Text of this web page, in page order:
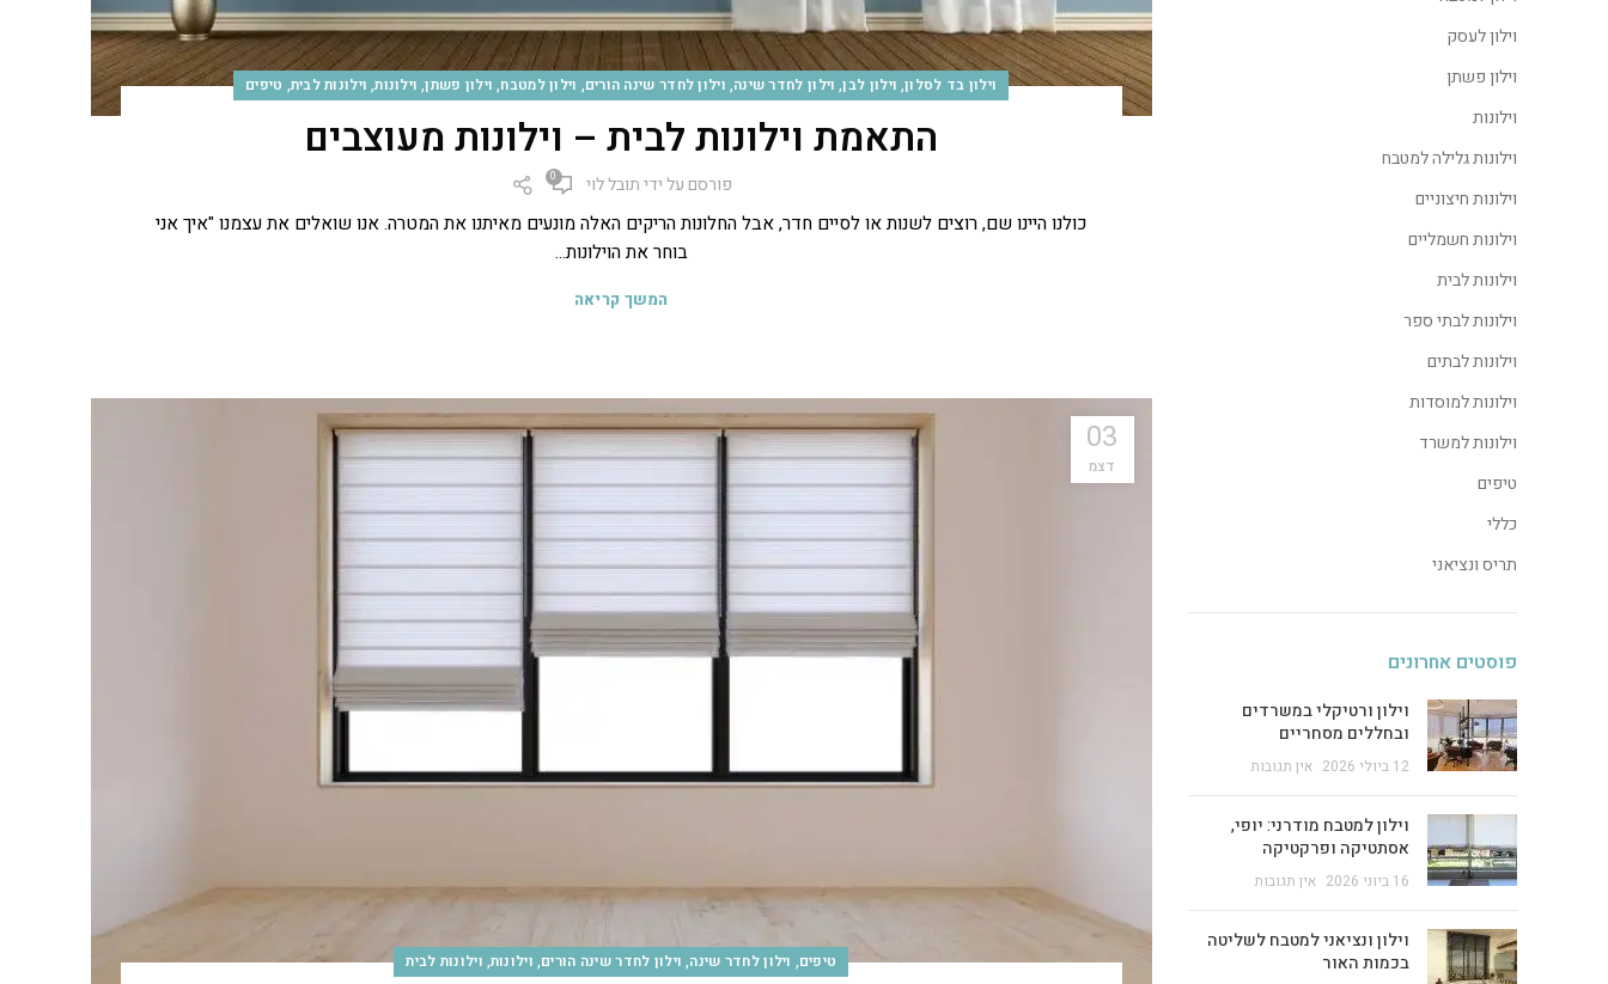
וילון בד לסלון, וילון לבן, וילון לחדר שינה, וילון לחדר שינה הורים, וילון למטבח, וילון פשתן, וילונות, וילונות לבית, טיפים
התאמת וילונות לבית – וילונות מעוצבים
פורסם על ידיתובל לוי 0
כולנו היינו שם, רוצים לשנות או לסיים חדר, אבל החלונות הריקים האלה מונעים מאיתנו את המטרה. אנו שואלים את עצמנו "איך אני
בוחר את הוילונות...
המשך קריאה
03
דצמ
טיפים, וילון לחדר שינה, וילון לחדר שינה הורים, וילונות, וילונות לבית
וילון לעסק
וילון פשתן
וילונות
וילונות גלילה למטבח
וילונות חיצוניים
וילונות חשמליים
וילונות לבית
וילונות לבתי ספר
וילונות לבתים
וילונות למוסדות
וילונות למשרד
טיפים
כללי
תריס ונציאני
פוסטים אחרונים
וילון ורטיקלי במשרדים
ובחללים מסחריים
12 ביולי 2026 אין תגובות
וילון למטבח מודרני: יופי,
אסתטיקה ופרקטיקה
16 ביוני 2026 אין תגובות
וילון ונציאני למטבח לשליטה
בכמות האור